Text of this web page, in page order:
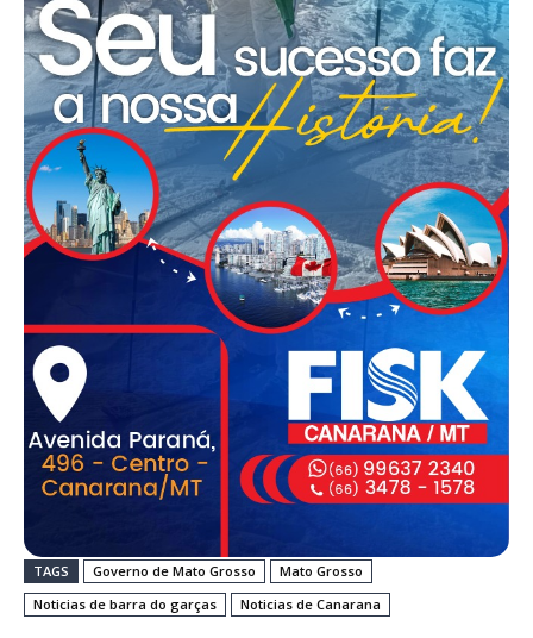
TAGS Governo de Mato Grosso
Mato Grosso
Noticias de barra do garças
Noticias de Canarana